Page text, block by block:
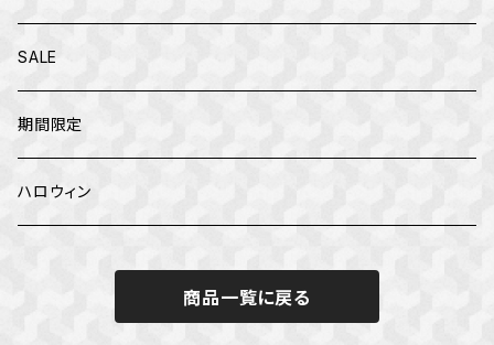
トップス
カファレル
SALE
期間限定
ハロウィン
商品一覧に戻る